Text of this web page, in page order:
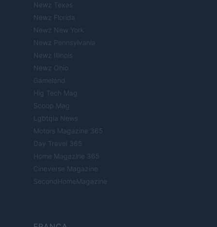
Newz Texas
Newz Florida
Newz New York
Newz Pennsylvania
Newz Illinois
Newz Ohio
Gameland
Hig Tech Mag
Scoop Mag
Lgbtqia News
Motors Magazine 365
Day Travel 365
Home Magazine 365
Cineverse Magazine
SecondHomeMagazine